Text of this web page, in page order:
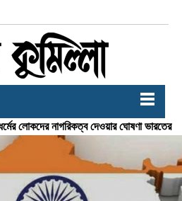
লোকদের নাগরিকত্ব দেওয়ার ঘোষণা ভারতের